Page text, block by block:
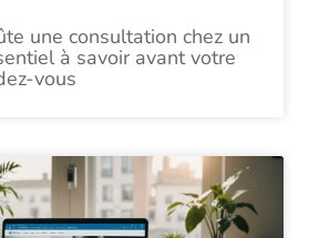
une consultation chez un
à savoir avant votre
vous